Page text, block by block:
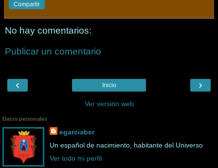
Compartir
No hay comentarios:
Publicar un comentario
‹ ›
Inicio
Ver versión web
Datos personales
egarciaber
Un español de nacimiento, habitante del Universo
Ver todo mi perfil